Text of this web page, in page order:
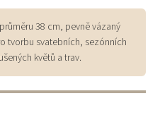
38 cm, pevně vázaný
tvorbu svatebních, sezónních
květů a trav.